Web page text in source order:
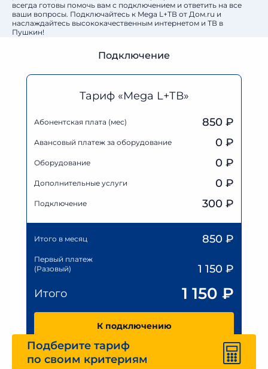
всегда готовы помочь вам с подключением и ответить на все
ваши вопросы. Подключайтесь к Mega L+ТВ от Дом.ru и
наслаждайтесь высококачественным интернетом и ТВ в
Пушкин!
Подключение
Тариф «Mega L+ТВ»
Абонентская плата (мес) 850 ₽
Авансовый платеж за оборудование 0 ₽
Оборудование 0 ₽
Дополнительные услуги 0 ₽
Подключение 300 ₽
Итого в месяц 850 ₽
Первый платеж
(Разовый)
1 150 ₽
Итого
1 150 ₽
К подключению
Подберите тариф
по своим критериям